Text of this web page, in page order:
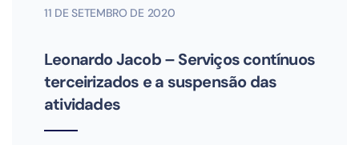
11 DE SETEMBRO DE 2020
Leonardo Jacob – Serviços contínuos
terceirizados e a suspensão das
atividades